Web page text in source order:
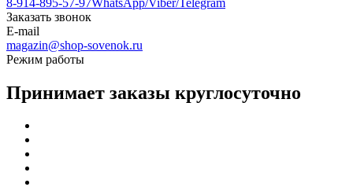
Заказать звонок
E-mail
magazin@shop-sovenok.ru
Режим работы
Принимает заказы круглосуточно